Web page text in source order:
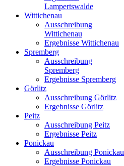
Lampertswalde
Wittichenau
Ausschreibung
Wittichenau
Ergebnisse Wittichenau
Spremberg
Ausschreibung
Spremberg
Ergebnisse Spremberg
Görlitz
Ausschreibung Görlitz
Ergebnisse Görlitz
Peitz
Ausschreibung Peitz
Ergebnisse Peitz
Ponickau
Ausschreibung Ponickau
Ergebnisse Ponickau